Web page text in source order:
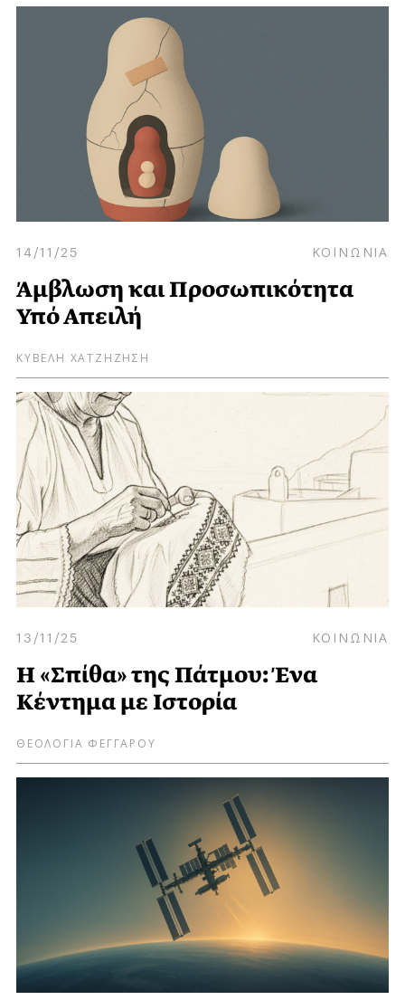
14/11/25 ΚΟΙΝΩΝΙΑ
Άμβλωση και Προσωπικότητα
Υπό Απειλή
ΚΥΒΕΛΗ ΧΑΤΖΗΖΗΣΗ
13/11/25 ΚΟΙΝΩΝΙΑ
Η «Σπίθα» της Πάτμου: Ένα
Κέντημα με Ιστορία
ΘΕΟΛΟΓΙΑ ΦΕΓΓΑΡΟΥ